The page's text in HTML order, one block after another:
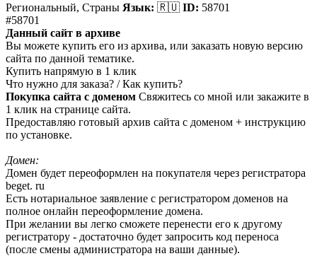
Региональный, Страны Язык: 🇷🇺 ID: 58701
#58701
Данный сайт в архиве
Вы можете купить его из архива, или заказать новую версию
сайта по данной тематике.
Купить напрямую в 1 клик
Что нужно для заказа? / Как купить?
Покупка сайта с доменом Свяжитесь со мной или закажите в
1 клик на странице сайта.
Предоставляю готовый архив сайта с доменом + инструкцию
по установке.
Домен:
Домен будет переоформлен на покупателя через регистратора
beget. ru
Есть нотариальное заявление с регистратором доменов на
полное онлайн переоформление домена.
При желании вы легко сможете перенести его к другому
регистратору - достаточно будет запросить код переноса
(после смены администратора на ваши данные).